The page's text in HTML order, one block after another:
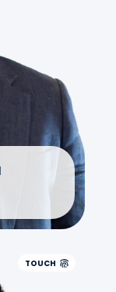
TOUCH